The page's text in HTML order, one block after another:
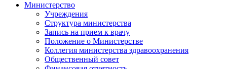
Министерство
Учреждения
Структура министерства
Запись на прием к врачу
Положение о Министерстве
Коллегия министерства здравоохранения
Общественный совет